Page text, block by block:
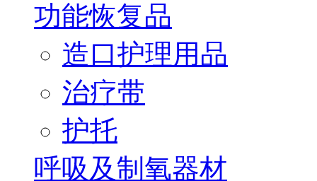
功能恢复品
造口护理用品
治疗带
护托
呼吸及制氧器材